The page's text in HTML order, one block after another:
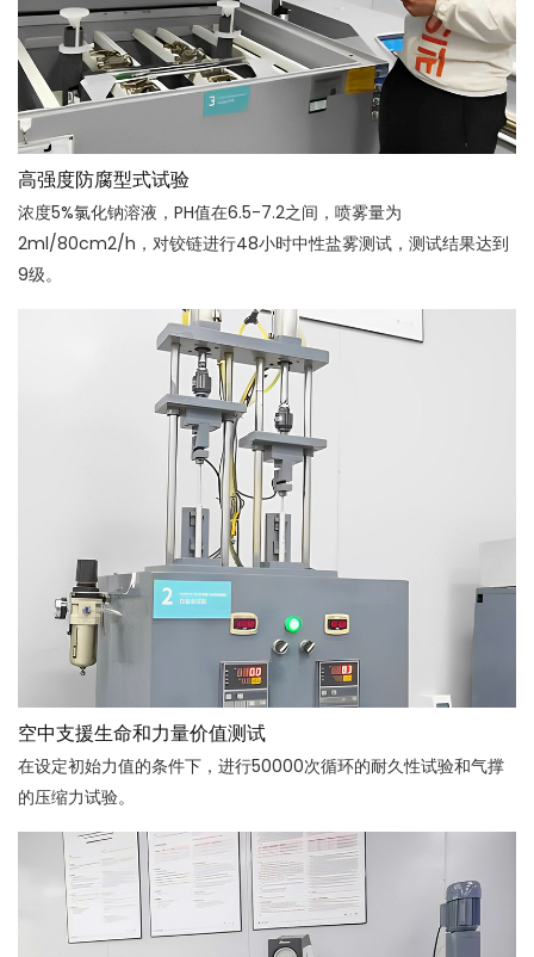
高强度防腐型式试验
浓度5%氯化钠溶液，PH值在6.5-7.2之间，喷雾量为
2ml/80cm2/h，对铰链进行48小时中性盐雾测试，测试结果达到
9级。
空中支援生命和力量价值测试
在设定初始力值的条件下，进行50000次循环的耐久性试验和气撑
的压缩力试验。